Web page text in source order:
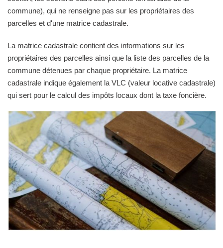
commune), qui ne renseigne pas sur les propriétaires des
parcelles et d'une matrice cadastrale.
La matrice cadastrale contient des informations sur les
propriétaires des parcelles ainsi que la liste des parcelles de la
commune détenues par chaque propriétaire. La matrice
cadastrale indique également la VLC (valeur locative cadastrale)
qui sert pour le calcul des impôts locaux dont la taxe foncière.